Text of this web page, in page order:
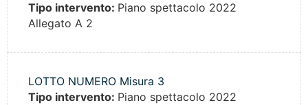
Tipo intervento: Piano spettacolo 2022
Allegato A 2
LOTTO NUMERO Misura 3
Tipo intervento: Piano spettacolo 2022